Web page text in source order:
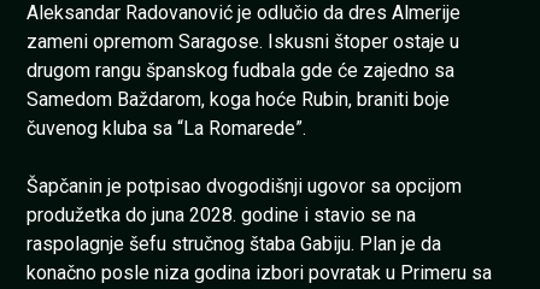
Aleksandar Radovanović je odlučio da dres Almerije
zameni opremom Saragose. Iskusni štoper ostaje u
drugom rangu španskog fudbala gde će zajedno sa
Samedom Baždarom, koga hoće Rubin, braniti boje
čuvenog kluba sa “La Romarede”.
Šapčanin je potpisao dvogodišnji ugovor sa opcijom
produžetka do juna 2028. godine i stavio se na
raspolagnje šefu stručnog štaba Gabiju. Plan je da
konačno posle niza godina izbori povratak u Primeru sa